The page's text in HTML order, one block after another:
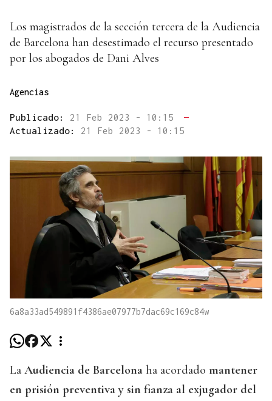
Los magistrados de la sección tercera de la Audiencia
de Barcelona han desestimado el recurso presentado
por los abogados de Dani Alves
Agencias
Publicado: 21 Feb 2023 - 10:15
—
Actualizado: 21 Feb 2023 - 10:15
6a8a33ad549891f4386ae07977b7dac69c169c84w
La Audiencia de Barcelona ha acordado mantener
en prisión preventiva y sin fianza al exjugador del